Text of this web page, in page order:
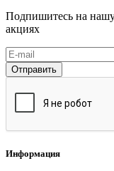
Подпишитесь на нашу
акциях
Отправить
Информация